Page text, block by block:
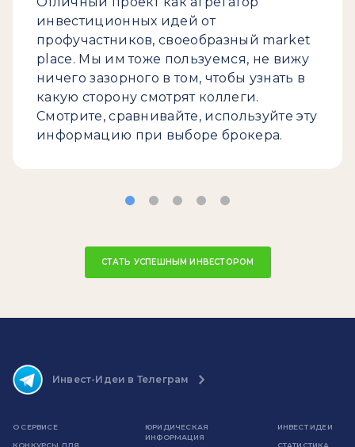
инвестиционных идей от
профучастников, своеобразный market
place. Мы им тоже пользуемся, не вижу
ничего зазорного в том, чтобы узнать в
какую сторону смотрят коллеги.
Смотрите, сравнивайте, используйте эту
информацию при выборе брокера.
СТАТЬ УСПЕШНЫМ ИНВЕСТОРОМ
Инвест-Идеи в Телеграм
О СЕРВИСЕ
КОНКУРСЫ ДЛЯ
ЮРИДИЧЕСКАЯ
ИНФОРМАЦИЯ
ИНВЕСТ ИДЕИ
СТАТИСТИКА